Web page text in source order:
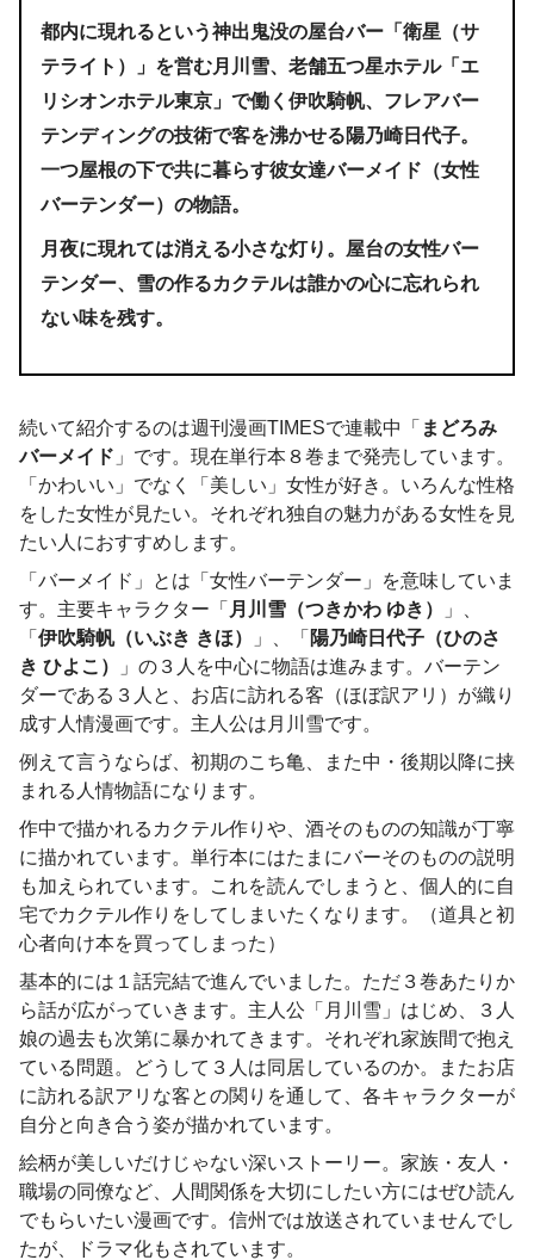
都内に現れるという神出鬼没の屋台バー「衛星（サ
テライト）」を営む月川雪、老舗五つ星ホテル「エ
リシオンホテル東京」で働く 伊吹騎帆、フレアバー
テンディングの技術で客を沸かせる陽乃崎日代子。
一つ屋根の下で共に暮らす彼女達バーメイド（女性
バーテンダー）の物語。
月夜に現れては消える小さな灯り。屋台の女性バー
テンダー、雪の作るカクテルは誰かの心に忘れられ
ない味を残す。
続いて紹介するのは週刊漫画TIMESで連載中「 まどろみ
バーメイド 」です。現在単行本８巻まで発売しています。
「かわいい」でなく「美しい」女性が好き。いろんな性格
をした女性が見たい。それぞれ独自の魅力がある女性を見
たい人におすすめします。
「バーメイド」とは「女性バーテンダー」を意味していま
す。主要キャラクター「 月川雪（つきかわ ゆき）
」、
「 伊吹騎帆（いぶき きほ） 」、「 陽乃崎日代子（ひのさ
き ひよこ）
」の３人を中心に物語は進みます。バーテン
ダーである３人と、お店に訪れる客（ほぼ訳アリ）が織り
成す人情漫画です。主人公は月川雪です。
例えて言うならば、初期のこち亀、また中・後期以降に挟
まれる人情物語になります。
作中で描かれるカクテル作りや、酒そのものの知識が丁寧
に描かれています。単行本にはたまにバーそのものの説明
も加えられています。これを読んでしまうと、個人的に自
宅でカクテル作りをしてしまいたくなります。（道具と初
心者向け本を買ってしまった）
基本的には１話完結で進んでいました。ただ３巻あたりか
ら話が広がっていきます。主人公「月川雪」はじめ、３人
娘の過去も次第に暴かれてきます。それぞれ家族間で抱え
ている問題。どうして３人は同居しているのか。またお店
に訪れる訳アリな客との関りを通して、各キャラクターが
自分と向き合う姿が描かれています。
絵柄が美しいだけじゃない深いストーリー。家族・友人・
職場の同僚など、人間関係を大切にしたい方にはぜひ読ん
でもらいたい漫画です。信州では放送されていませんでし
たが、ドラマ化もされています。